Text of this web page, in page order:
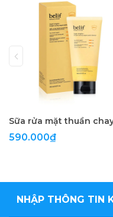
590.000₫
NHẬP THÔNG TIN